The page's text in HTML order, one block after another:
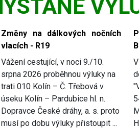
Slide 1 of 4
Změny na dálkových nočních
vlacích - R19
Vážení cestující, v noci 9./10.
srpna 2026 proběhnou výluky na
trati 010 Kolín – Č. Třebová v
úseku Kolín – Pardubice hl. n.
Dopravce České dráhy, a. s. proto
musí po dobu výluky přistoupit ...